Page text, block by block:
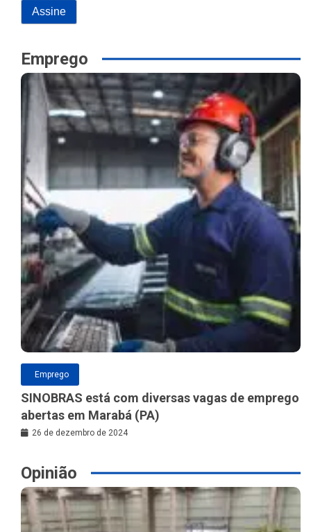
Emprego
Emprego
SINOBRAS está com diversas vagas de emprego
abertas em Marabá (PA)
26 de dezembro de 2024
Opinião